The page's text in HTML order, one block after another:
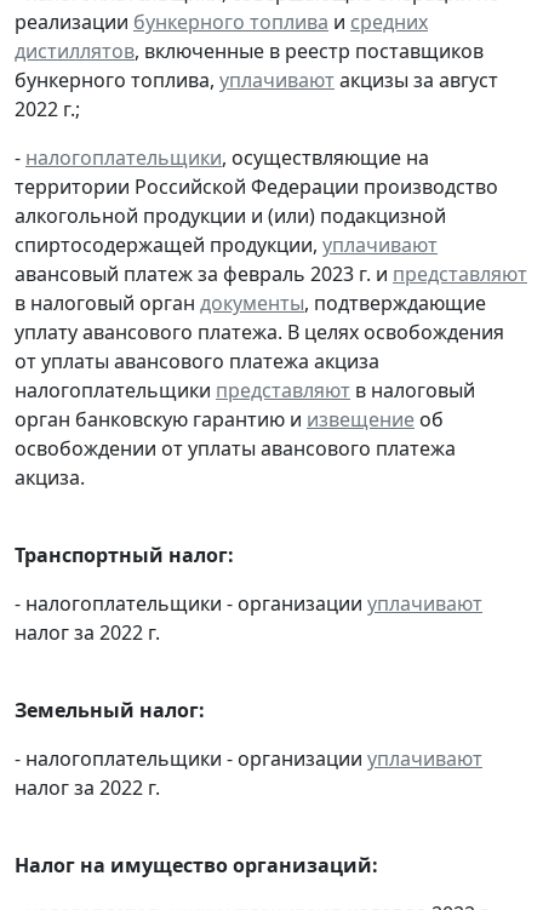
реализации бункерного топлива и средних
дистиллятов, включенные в реестр поставщиков
бункерного топлива, уплачиваютакцизы за август
2022 г.;
- налогоплательщики, осуществляющие на
территории Российской Федерации производство
алкогольной продукции и (или) подакцизной
спиртосодержащей продукции, уплачивают
авансовый платеж за февраль 2023 г. и представляют
в налоговый орган документы, подтверждающие
уплату авансового платежа. В целях освобождения
от уплаты авансового платежа акциза
налогоплательщики представляют в налоговый
орган банковскую гарантию и извещение об
освобождении от уплаты авансового платежа
акциза.
Транспортный налог:
- налогоплательщики - организации уплачивают
налог за 2022 г.
Земельный налог:
- налогоплательщики - организации уплачивают
налог за 2022 г.
Налог на имущество организаций: